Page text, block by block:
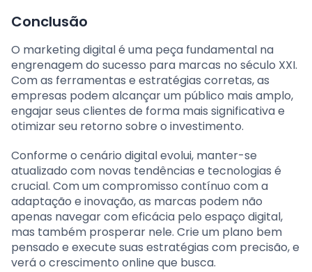
Conclusão
O marketing digital é uma peça fundamental na
engrenagem do sucesso para marcas no século XXI.
Com as ferramentas e estratégias corretas, as
empresas podem alcançar um público mais amplo,
engajar seus clientes de forma mais significativa e
otimizar seu retorno sobre o investimento.
Conforme o cenário digital evolui, manter-se
atualizado com novas tendências e tecnologias é
crucial. Com um compromisso contínuo com a
adaptação e inovação, as marcas podem não
apenas navegar com eficácia pelo espaço digital,
mas também prosperar nele. Crie um plano bem
pensado e execute suas estratégias com precisão, e
verá o crescimento online que busca.